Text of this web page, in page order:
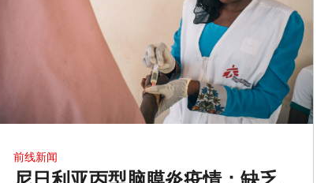
前线新闻